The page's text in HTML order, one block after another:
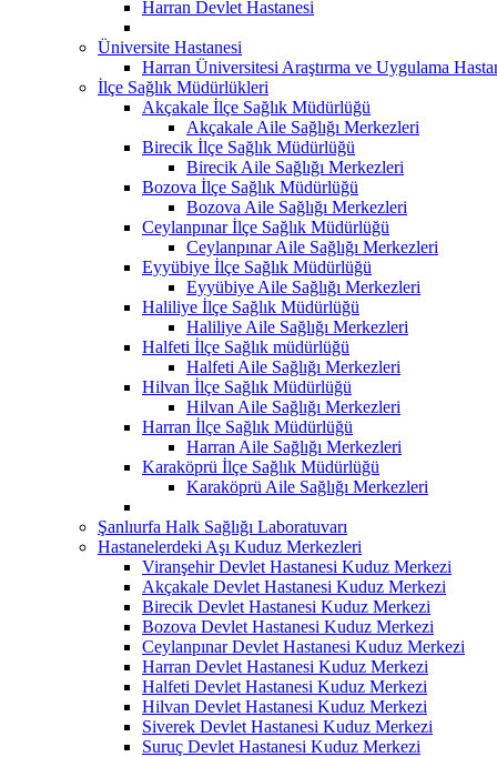
Harran Devlet Hastanesi
Üniversite Hastanesi
Harran Üniversitesi Araştırma ve Uygulama
İlçe Sağlık Müdürlükleri
Akçakale İlçe Sağlık Müdürlüğü
Akçakale Aile Sağlığı Merkezleri
Birecik İlçe Sağlık Müdürlüğü
Birecik Aile Sağlığı Merkezleri
Bozova İlçe Sağlık Müdürlüğü
Bozova Aile Sağlığı Merkezleri
Ceylanpınar İlçe Sağlık Müdürlüğü
Ceylanpınar Aile Sağlığı Merkezleri
Eyyübiye İlçe Sağlık Müdürlüğü
Eyyübiye Aile Sağlığı Merkezleri
Haliliye İlçe Sağlık Müdürlüğü
Haliliye Aile Sağlığı Merkezleri
Halfeti İlçe Sağlık müdürlüğü
Halfeti Aile Sağlığı Merkezleri
Hilvan İlçe Sağlık Müdürlüğü
Hilvan Aile Sağlığı Merkezleri
Harran İlçe Sağlık Müdürlüğü
Harran Aile Sağlığı Merkezleri
Karaköprü İlçe Sağlık Müdürlüğü
Karaköprü Aile Sağlığı Merkezleri
Şanlıurfa Halk Sağlığı Laboratuvarı
Hastanelerdeki Aşı Kuduz Merkezleri
Viranşehir Devlet Hastanesi Kuduz Merkezi
Akçakale Devlet Hastanesi Kuduz Merkezi
Birecik Devlet Hastanesi Kuduz Merkezi
Bozova Devlet Hastanesi Kuduz Merkezi
Ceylanpınar Devlet Hastanesi Kuduz Merkezi
Harran Devlet Hastanesi Kuduz Merkezi
Halfeti Devlet Hastanesi Kuduz Merkezi
Hilvan Devlet Hastanesi Kuduz Merkezi
Siverek Devlet Hastanesi Kuduz Merkezi
Suruç Devlet Hastanesi Kuduz Merkezi